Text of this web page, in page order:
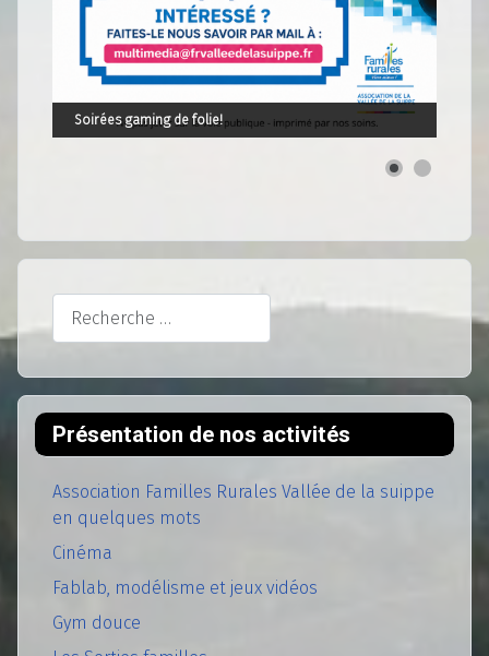
Soirées gaming de folie!
Rechercher
Présentation de nos activités
Association Familles Rurales Vallée de la suippe
en quelques mots
Cinéma
Fablab, modélisme et jeux vidéos
Gym douce